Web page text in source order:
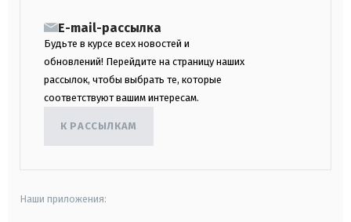
E-mail-рассылка
Будьте в курсе всех новостей и
обновлений! Перейдите на страницу наших
рассылок, чтобы выбрать те, которые
соответствуют вашим интересам.
К РАССЫЛКАМ
Наши приложения: